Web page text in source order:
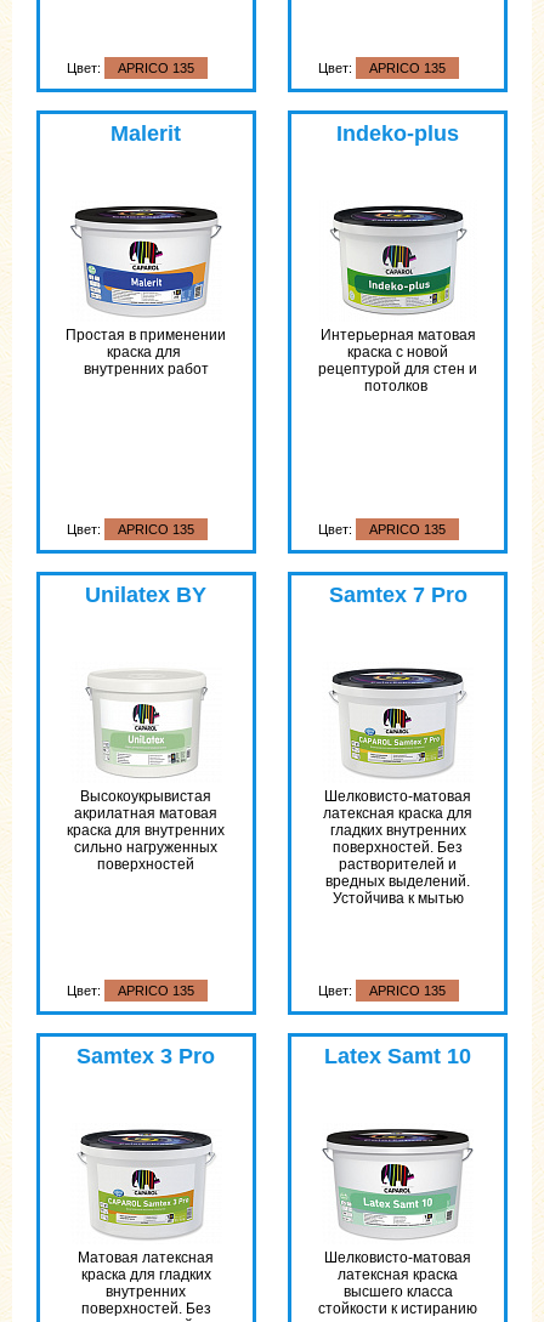
Цвет: APRICO 135 Цвет: APRICO 135
Malerit
Простая в применении
краска для
внутренних работ
Цвет: APRICO 135
Indeko-plus
Интерьерная матовая
краска с новой
рецептурой для стен и
потолков
Цвет: APRICO 135
Unilatex BY
Высоко­укрывистая
акрилатная матовая
краска для внутренних
сильно нагруженных
поверхностей
Цвет: APRICO 135
Samtex 7 Pro
Шелковисто-матовая
латексная краска для
гладких внутренних
поверхностей. Без
растворителей и
вредных выделений.
Устойчива к мытью
Цвет: APRICO 135
Samtex 3 Pro
Матовая латексная
краска для гладких
внутренних
поверхностей. Без
Latex Samt 10
Шелковисто-матовая
латексная краска
высшего класса
стойкости к истиранию